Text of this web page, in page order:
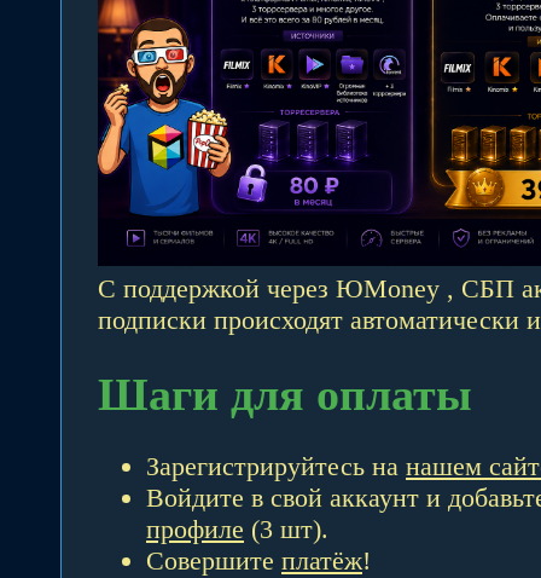
С поддержкой через ЮMoney , СБП
подписки происходят автоматически
Шаги для оплаты
Зарегистрируйтесь на нашем
Войдите в свой аккаунт и
профиле (3 шт).
Совершите платёж!